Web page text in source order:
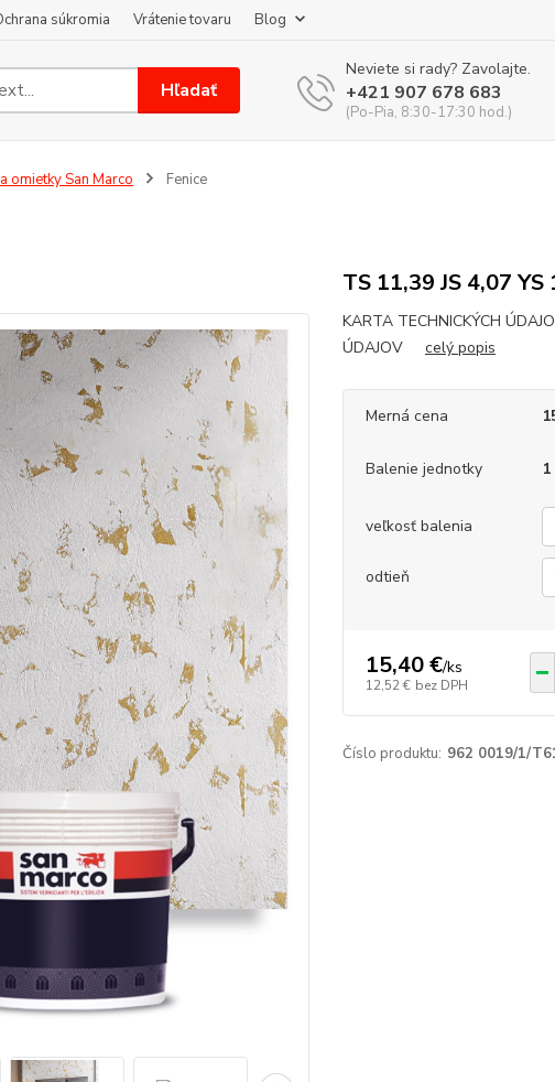
súkromia Vrátenie tovaru Blog
Hľadať
Neviete si rady? Zavolajte.
+421 907 678 683
(Po-Pia, 8:30-17:30 hod.)
omietky San Marco Fenice
TS 11,39 JS 4,07 YS
KARTA TECHNICKÝCH
ÚDAJOV celý popis
Merná cena
Balenie jednotky
veľkosť balenia
odtieň
15,40 €/ks
12,52 € bez DPH
Číslo produktu: 962 0019/1/